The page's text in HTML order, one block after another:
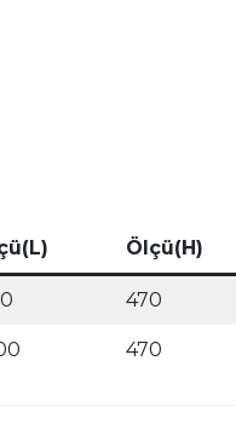
Ölçü(H)
470
470